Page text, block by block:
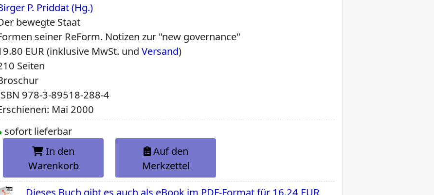
P. Priddat (Hg.)
bewegte Staat
seiner ReForm. Notizen zur "new governance"
EUR (inklusive MwSt. undVersand)
Seiten
978-3-89518-288-4
Mai 2000
sofort lieferbar
In den
Warenkorb
Auf den
Merkzettel
Dieses Buch gibt es auch als eBook im PDF-Format für 16.24 EUR